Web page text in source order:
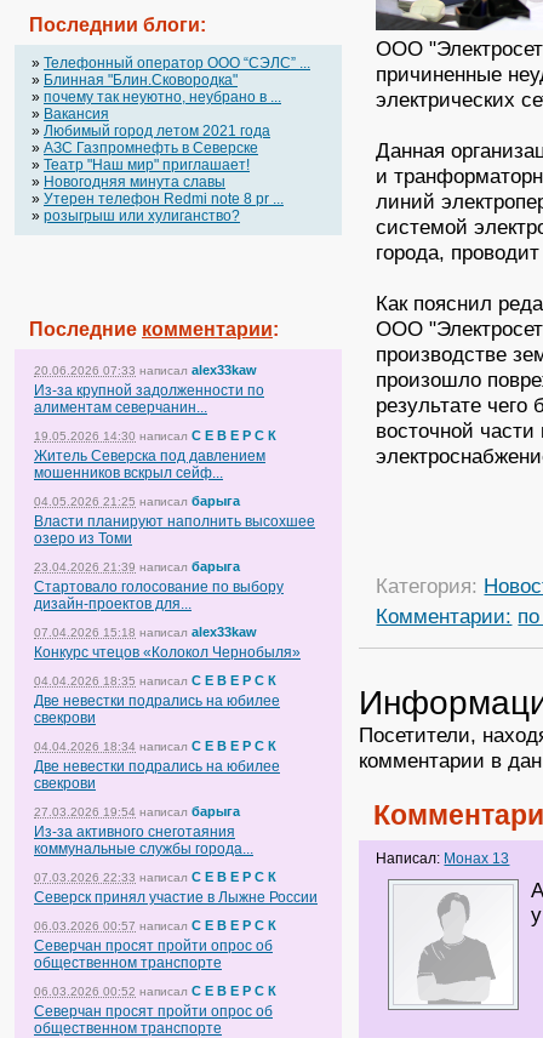
Последнии блоги:
» Телефонный оператор OOO “СЭЛС” ...
» Блинная "Блин.Сковородка"
» почему так неуютно, неубрано в ...
» Вакансия
» Любимый город летом 2021 года
» АЗС Газпромнефть в Северске
» Театр "Наш мир" приглашает!
» Новогодняя минута славы
» Утерен телефон Redmi note 8 pr ...
» розыгрыш или хулиганство?
Последние комментарии:
20.06.2026 07:33 написал alex33kaw
Из-за крупной задолженности по
алиментам северчанин...
19.05.2026 14:30 написал С Е В Е Р С К
Житель Северска под давлением
мошенников вскрыл сейф...
04.05.2026 21:25 написал барыга
Власти планируют наполнить высохшее
озеро из Томи
23.04.2026 21:39 написал барыга
Стартовало голосование по выбору
дизайн-проектов для...
07.04.2026 15:18 написал alex33kaw
Конкурс чтецов «Колокол Чернобыля»
04.04.2026 18:35 написал С Е В Е Р С К
Две невестки подрались на юбилее
свекрови
04.04.2026 18:34 написал С Е В Е Р С К
Две невестки подрались на юбилее
свекрови
27.03.2026 19:54 написал барыга
Из-за активного снеготаяния
коммунальные службы города...
07.03.2026 22:33 написал С Е В Е Р С К
Северск принял участие в Лыжне России
06.03.2026 00:57 написал С Е В Е Р С К
Северчан просят пройти опрос об
общественном транспорте
06.03.2026 00:52 написал С Е В Е Р С К
Северчан просят пройти опрос об
общественном транспорте
ООО
причиненные
электрических
Данная
и
линий
системой
города,
Как пояснил
ООО
производстве
произошло
результате
восточной
Категория:
Комментарии:
Посетители,
комментарии в
Написал: Монах 13